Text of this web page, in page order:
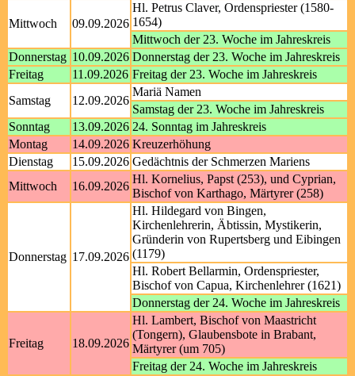
Mittwoch 09.09.2026
Hl. Petrus Claver, Ordenspriester (1580-
1654)
Mittwoch der 23. Woche im Jahreskreis
Donnerstag 10.09.2026 Donnerstag der 23. Woche im Jahreskreis
Freitag
11.09.2026 Freitag der 23. Woche im Jahreskreis
Samstag
12.09.2026
Mariä Namen
Samstag der 23. Woche im Jahreskreis
Sonntag
13.09.2026 24. Sonntag im Jahreskreis
Montag
14.09.2026 Kreuzerhöhung
Dienstag
15.09.2026 Gedächtnis der Schmerzen Mariens
Mittwoch
16.09.2026
Hl. Kornelius, Papst (253), und Cyprian,
Bischof von Karthago, Märtyrer (258)
Donnerstag 17.09.2026
Hl. Hildegard von Bingen,
Kirchenlehrerin, Äbtissin, Mystikerin,
Gründerin von Rupertsberg und Eibingen
(1179)
Hl. Robert Bellarmin, Ordenspriester,
Bischof von Capua, Kirchenlehrer (1621)
Donnerstag der 24. Woche im Jahreskreis
Freitag 18.09.2026
Hl. Lambert, Bischof von Maastricht
(Tongern), Glaubensbote in Brabant,
Märtyrer (um 705)
Freitag der 24. Woche im Jahreskreis